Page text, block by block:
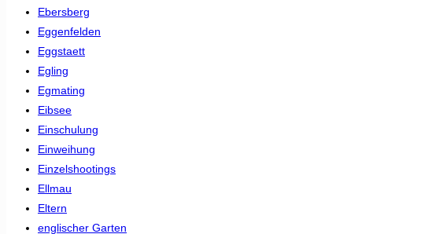
Ebersberg
Eggenfelden
Eggstaett
Egling
Egmating
Eibsee
Einschulung
Einweihung
Einzelshootings
Ellmau
Eltern
englischer Garten